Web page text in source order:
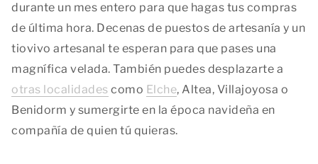
durante un mes entero para que hagas tus compras
de última hora. Decenas de puestos de artesanía y un
tiovivo artesanal te esperan para que pases una
magnífica velada. También puedes desplazarte a
otras localidades como Elche, Altea, Villajoyosa o
Benidorm y sumergirte en la época navideña en
compañía de quien tú quieras.